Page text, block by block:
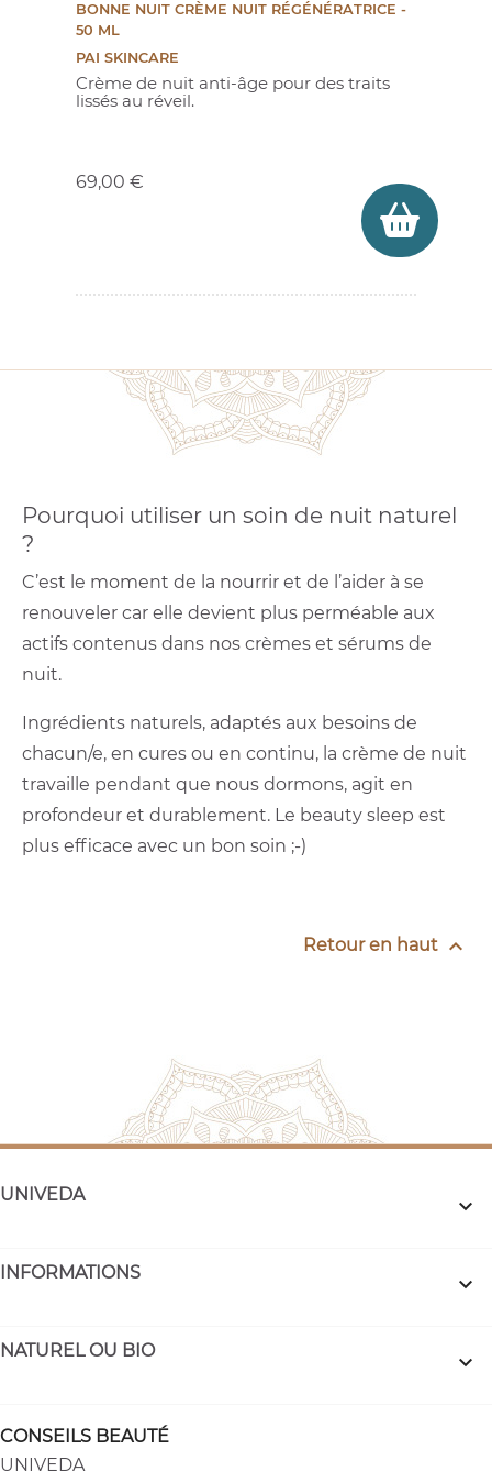
BONNE NUIT CRÈME NUIT RÉGÉNÉRATRICE -
50 ML
PAI SKINCARE
Crème de nuit anti-âge pour des traits
lissés au réveil.
69,00 €
Pourquoi utiliser un soin de nuit naturel
?
C’est le moment de la nourrir et de l’aider à se
renouveler car elle devient plus perméable aux
actifs contenus dans nos crèmes et sérums de
nuit.
Ingrédients naturels, adaptés aux besoins de
chacun/e, en cures ou en continu, la crème de nuit
travaille pendant que nous dormons, agit en
profondeur et durablement. Le beauty sleep est
plus efficace avec un bon soin ;-)
Retour en haut 
UNIVEDA 
INFORMATIONS 
NATUREL OU BIO 
CONSEILS BEAUTÉ
UNIVEDA